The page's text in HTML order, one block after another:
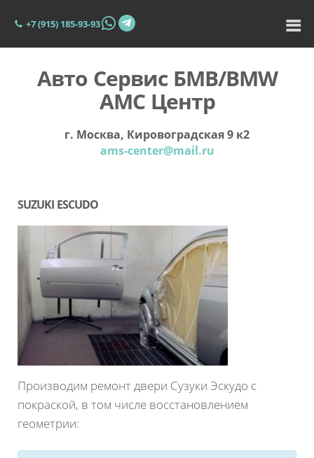
+7 (915) 185-93-93
Авто Сервис БМВ/BMW
АМС Центр
г. Москва, Кировоградская 9 к2
ams-center@mail.ru
SUZUKI ESCUDO
Производим ремонт двери Сузуки Эскудо с
покраской, в том числе восстановлением
геометрии: